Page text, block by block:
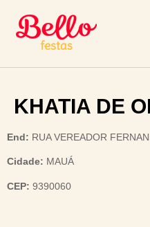
KHATIA DE
End: RUA VEREADOR
Cidade: MAUÁ
CEP: 9390060